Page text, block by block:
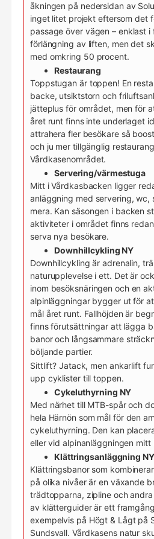
åkningen på nedersidan av
inget litet projekt eftersom det
passage över vägen – enklast
förlängning av liften, men det
med omkring 50 procent.
Restaurang
Toppstugan är toppen! En
backe, utsiktstorn och
jätteplus för området, men för
året runt finns inte underlaget
attrahera fler besökare så
och ju mer tillgänglig
Vårdkasenområdet.
Servering/värmestuga
Mitt i Vårdkasbacken ligger
anläggning med servering, wc,
mera. Kan säsongen i backen
aktiviteter i området finns
serva nya besökare.
Downhillcykling NY
Downhillcykling är adrenalin,
naturupplevelse i ett. Det är
inom besöksnäringen och en
alpinläggningar bygger ut för
mål året runt. Fallhöjden är
finns förutsättningar att lägga
banor och långsammare
böljande partier.
Sittlift? Jatack, men ankarlift
upp cyklister till toppen.
Cykeluthyrning NY
Med närhet till MTB-spår och
hela Härnön som mål för den
cykeluthyrning. Den kan
eller vid alpinanläggningen mitt
Klättringsanläggning NY
Klättringsbanor som
på olika nivåer är en växande
trädtopparna, zipline och
av klätterguider är ett
exempelvis på Högt & Lågt på
Sundsvall. Vårdkasens natur